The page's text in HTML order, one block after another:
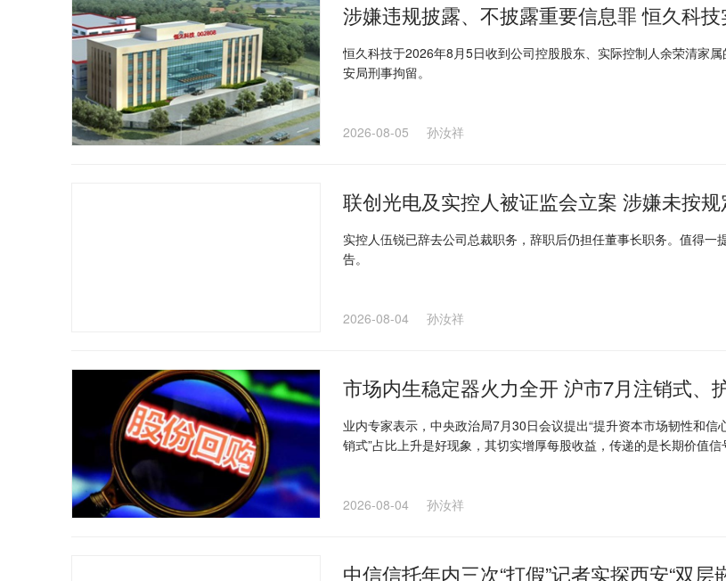
涉嫌违规披露、不披露重要信息罪 恒久科
恒久科技于2026年8月5日收到公司控股股东、实际控制人余荣清家
安局刑事拘留。
2026-08-05 孙汝祥
联创光电及实控人被证监会立案 涉嫌未按
实控人伍锐已辞去公司总裁职务，辞职后仍担任董事长职务。值得
告。
2026-08-04 孙汝祥
市场内生稳定器火力全开 沪市7月注销式、
业内专家表示，中央政治局7月30日会议提出“提升资本市场韧性和
销式”占比上升是好现象，其切实增厚每股收益，传递的是长期价值信
2026-08-04 孙汝祥
中信信托年内三次“打假”记者实探西安“双层